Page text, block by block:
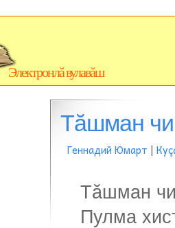
Электронлă вулавăш
Тăшман чи
Геннадий Юмарт |
Тăшман
Пулма